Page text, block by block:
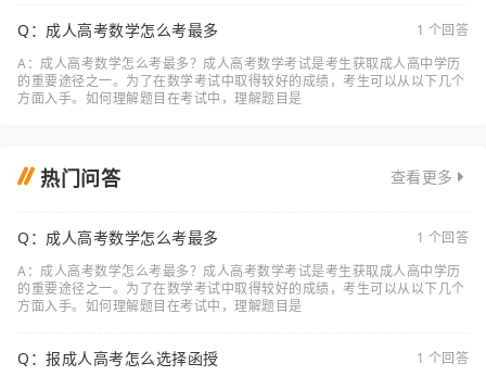
Q：成人高考数学怎么考最多
1 个回答
A：成人高考数学怎么考最多？成人高考数学考试是考生获取成人高中学历
的重要途径之一。为了在数学考试中取得较好的成绩，考生可以从以下几个
方面入手。如何理解题目在考试中，理解题目是
热门问答 查看更多
Q：成人高考数学怎么考最多
1 个回答
A：成人高考数学怎么考最多？成人高考数学考试是考生获取成人高中学历
的重要途径之一。为了在数学考试中取得较好的成绩，考生可以从以下几个
方面入手。如何理解题目在考试中，理解题目是
Q：报成人高考怎么选择函授
1 个回答